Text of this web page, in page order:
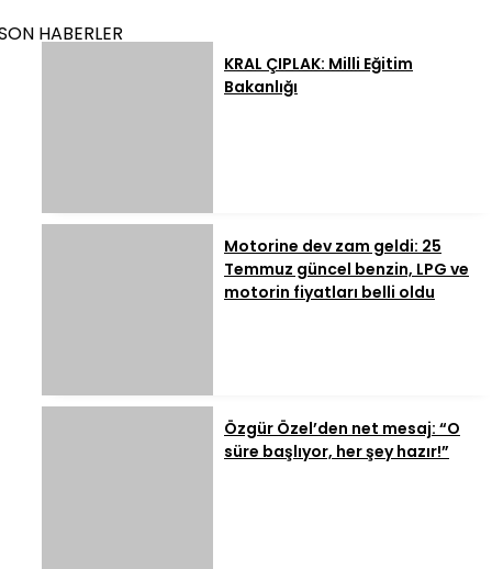
HABERLER
KRAL ÇIPLAK: Milli Eğitim
Bakanlığı
Motorine dev zam geldi: 25
Temmuz güncel benzin, LPG ve
motorin fiyatları belli oldu
Özgür Özel’den net mesaj: “O
süre başlıyor, her şey hazır!”